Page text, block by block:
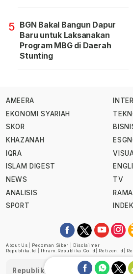
5 BGN Bakal Bangun Dapur
Baru untuk Laksanakan
Program MBG di Daerah
Stunting
AMEERA
EKONOMI SYARIAH
SKOR
KHAZANAH
IQRA
ISLAM DIGEST
NEWS
ANALISIS
SPORT
TV
About Us Pedoman Siber
Disclaimer
Republika.id
Ihram.republika.co.id Retizen.id
Republika telah diverifikasi oleh